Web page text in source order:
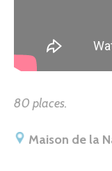
80 places.
Maison de la